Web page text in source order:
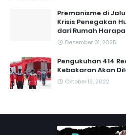
Premanisme di
Krisis Penegakan
dari Rumah
Desember 01, 2025
Pengukuhan 414
Kebakaran Akan
Oktober 13, 2022